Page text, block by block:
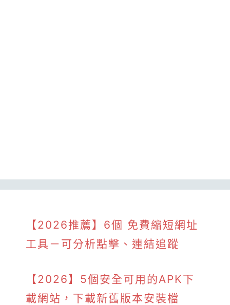
【2026推薦】6個 免費縮短網址
工具－可分析點擊、連結追蹤
【2026】5個安全可用的APK下
載網站，下載新舊版本安裝檔